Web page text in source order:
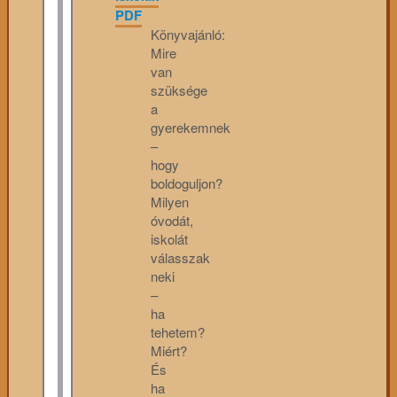
PDF
Könyvajánló:
Mire
van
szüksége
a
gyerekemnek
–
hogy
boldoguljon?
Milyen
óvodát,
iskolát
válasszak
neki
–
ha
tehetem?
Miért?
És
ha